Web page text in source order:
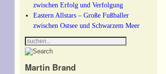
zwischen Erfolg und Verfolgung
Eastern Allstars – Große Fußballer
zwischen Ostsee und Schwarzem Meer
Martin Brand